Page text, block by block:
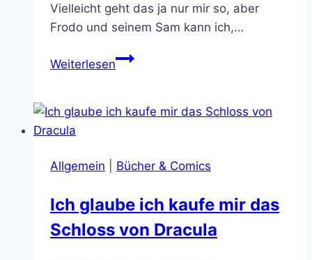
Vielleicht geht das ja nur mir so, aber
Frodo und seinem Sam kann ich,…
WeiterlesenIT
HAVE
Allgemein
Bücher & Comics
Ich glaube ich kaufe mir das
Schloss von Dracula